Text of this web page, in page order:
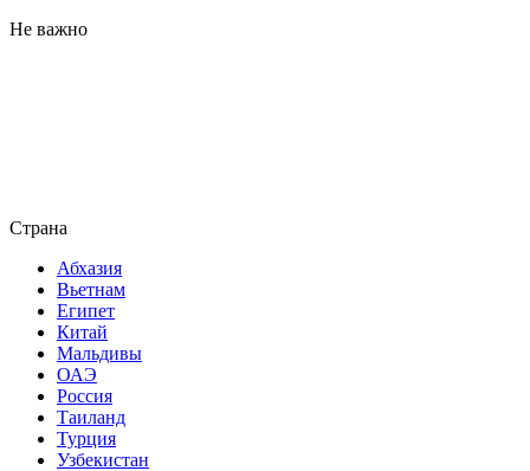
Не важно
Страна
Абхазия
Вьетнам
Египет
Китай
Мальдивы
ОАЭ
Россия
Таиланд
Турция
Узбекистан